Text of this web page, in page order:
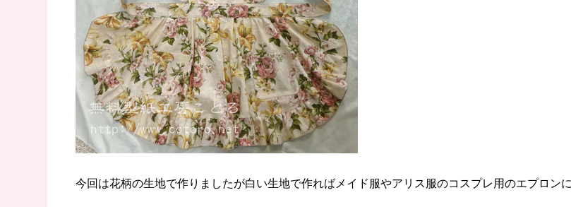
今回は花柄の生地で作りましたが白い生地で作ればメイド服やアリス服のコスプレ用のエプロンに